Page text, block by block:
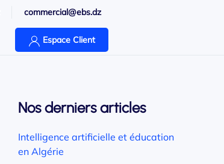
commercial@ebs.dz
Espace Client
Nos derniers articles
Intelligence artificielle et éducation
en Algérie